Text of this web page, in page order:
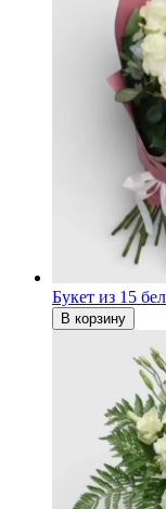
Букет из 15
В корзину